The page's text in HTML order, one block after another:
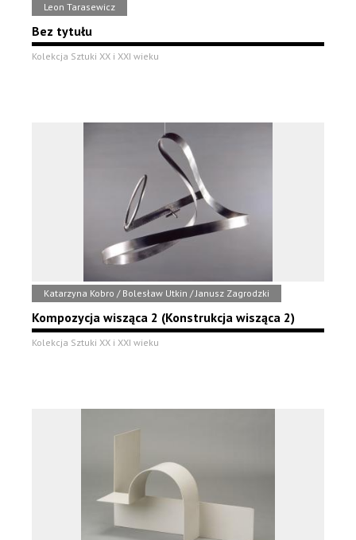
Leon Tarasewicz
Bez tytułu
Kolekcja Sztuki XX i XXI wieku
Katarzyna Kobro / Bolesław Utkin / Janusz Zagrodzki
Kompozycja wisząca 2 (Konstrukcja wisząca 2)
Kolekcja Sztuki XX i XXI wieku